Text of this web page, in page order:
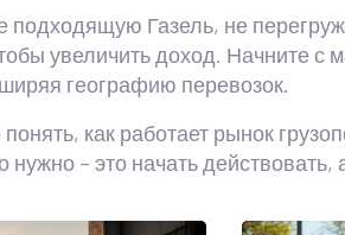
подходящую Газель, не
увеличить доход. Начните с
географию перевозок.
как работает рынок
нужно – это начать